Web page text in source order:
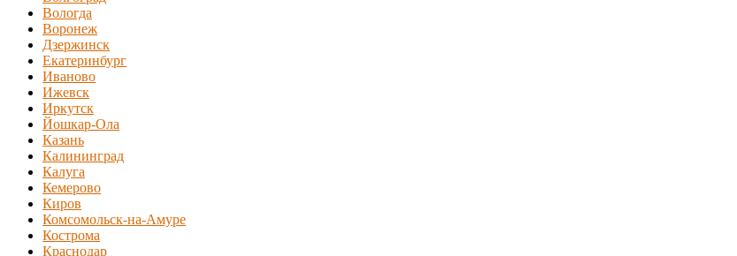
Вологда
Воронеж
Дзержинск
Екатеринбург
Иваново
Ижевск
Иркутск
Йошкар-Ола
Казань
Калининград
Калуга
Кемерово
Киров
Комсомольск-на-Амуре
Кострома
Краснодар